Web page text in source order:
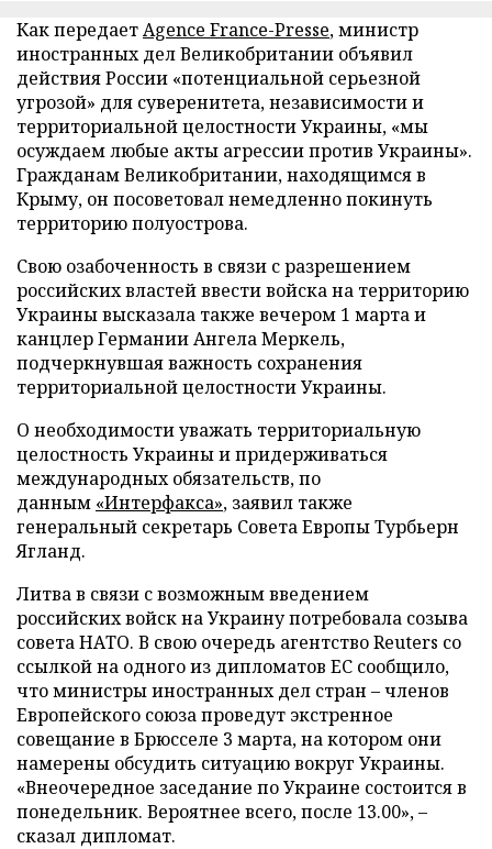
Как передаетAgence France-Presse, министр
иностранных дел Великобритании объявил
действия России «потенциальной серьезной
угрозой» для суверенитета, независимости и
территориальной целостности Украины, «мы
осуждаем любые акты агрессии против Украины».
Гражданам Великобритании, находящимся в
Крыму, он посоветовал немедленно покинуть
территорию полуострова.
Свою озабоченность в связи с разрешением
российских властей ввести войска на территорию
Украины высказала также вечером 1 марта и
канцлер Германии Ангела Меркель,
подчеркнувшая важность сохранения
территориальной целостности Украины.
О необходимости уважать территориальную
целостность Украины и придерживаться
международных обязательств, по
данным «Интерфакса», заявил также
генеральный секретарь Совета Европы Турбьерн
Ягланд.
Литва в связи с возможным введением
российских войск на Украину потребовала созыва
совета НАТО. В свою очередь агентство Reuters со
ссылкой на одного из дипломатов ЕС сообщило,
что министры иностранных дел стран – членов
Европейского союза проведут экстренное
совещание в Брюсселе 3 марта, на котором они
намерены обсудить ситуацию вокруг Украины.
«Внеочередное заседание по Украине состоится в
понедельник. Вероятнее всего, после 13.00», –
сказал дипломат.